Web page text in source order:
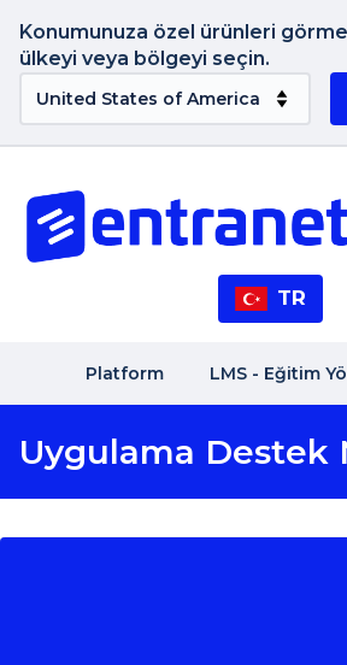
Konumunuza özel ürünleri
ülkeyi veya bölgeyi seçin.
TR
Platform LMS - Eğitim
Uygulama Destek